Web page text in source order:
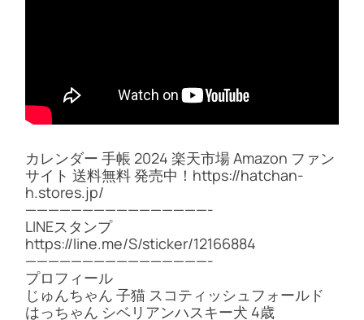
カレンダー 手帳 2024 楽天市場 Amazon ファン
サイト 送料無料 発売中！https://hatchan-
h.stores.jp/
————————————————-
LINEスタンプ
https://line.me/S/sticker/12166884
————————————————-
プロフィール
じゅんちゃん 子猫 スコティッシュフォールド
はっちゃん シベリアンハスキー犬 4歳